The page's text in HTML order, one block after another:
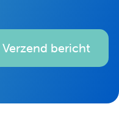
Verzend bericht